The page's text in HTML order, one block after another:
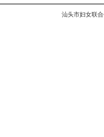
汕头市妇女联